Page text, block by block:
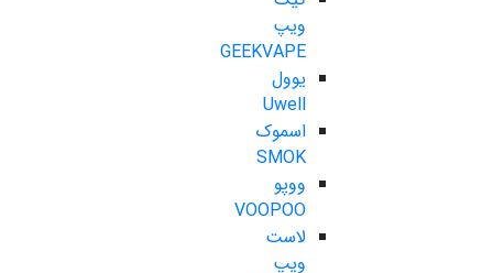
ویپ
GEEKVAPE
یوول
Uwell
اسموک
SMOK
ووپو
VOOPOO
لاست
ویپ